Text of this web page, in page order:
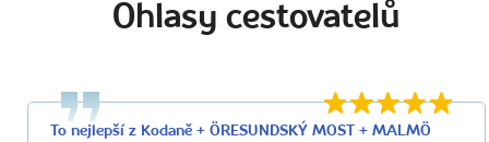
Ohlasy cestovatelů
To nejlepší z Kodaně + ÖRESUNDSKÝ MOST + MALMÖ